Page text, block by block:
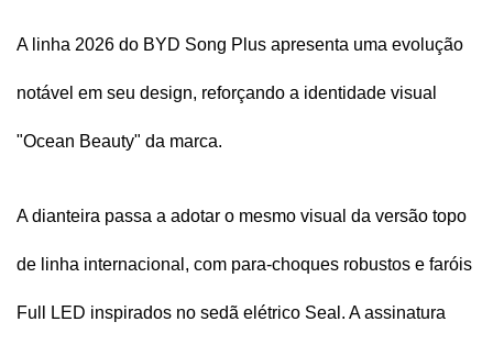
A linha 2026 do BYD Song Plus apresenta uma evolução
notável em seu design, reforçando a identidade visual
"Ocean Beauty" da marca.
A dianteira passa a adotar o mesmo visual da versão topo
de linha internacional, com para-choques robustos e faróis
Full LED inspirados no sedã elétrico Seal. A assinatura